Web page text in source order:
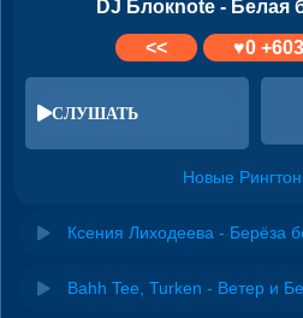
DJ Блокnote - Белая
<<
♥0+603
СЛУШАТЬ
Новые
Ксения Лиходеева - Берёза
Bahh Tee, Turken - Ветер и